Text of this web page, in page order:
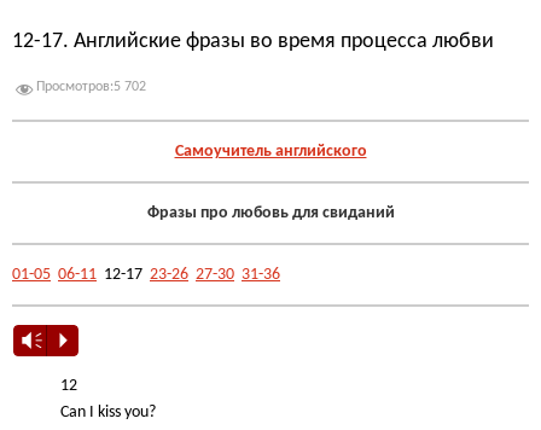
12-17. Английские фразы во время процесса любви
Просмотров:5 702
Самоучитель английского
Фразы про любовь для свиданий
01-05 06-11 12-17 23-26 27-30 31-36
Vm P
12
Can I kiss you?